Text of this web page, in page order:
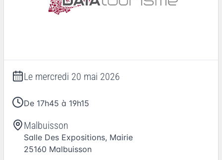
Le mercredi 20 mai 2026
De 17h45 à 19h15
Malbuisson
Salle Des Expositions, Mairie
25160 Malbuisson